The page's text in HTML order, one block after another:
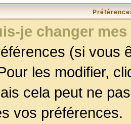
je changer
(si vous
les modifier,
cela peut ne
vos préférences.